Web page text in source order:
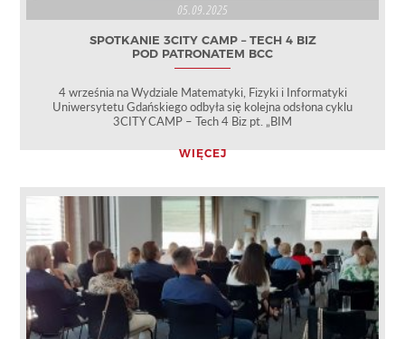
05.09.2025
SPOTKANIE 3CITY CAMP – TECH 4 BIZ
POD PATRONATEM BCC
4 września na Wydziale Matematyki, Fizyki i Informatyki
Uniwersytetu Gdańskiego odbyła się kolejna odsłona cyklu
3CITY CAMP – Tech 4 Biz pt. „BIM
WIĘCEJ